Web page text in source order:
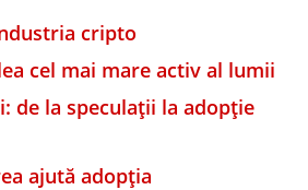
cripto
cel mai mare activ al lumii
de la speculații la adopție
ajută adopția